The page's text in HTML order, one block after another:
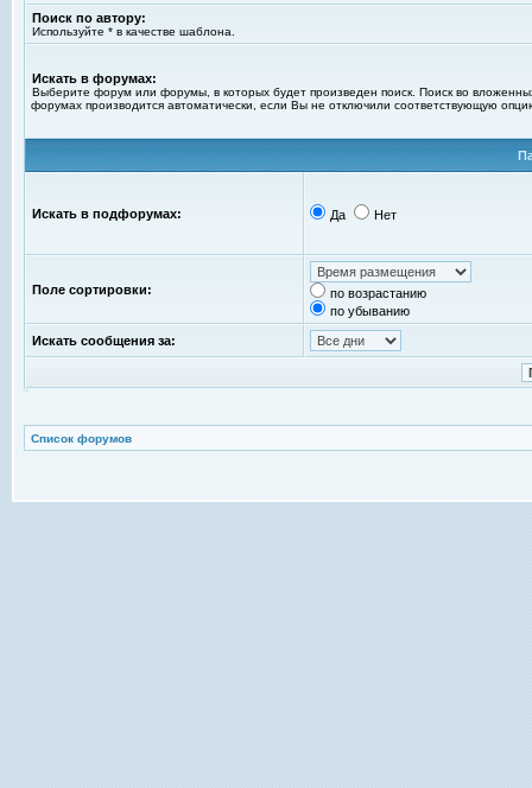
Поиск по автору:
Используйте * в качестве шаблона.
Искать в форумах:
Выберите форум или форумы, в которых будет произведен поиск. Поиск во
форумах производится автоматически, если Вы не отключили соответствующую
Искать в подфорумах: Да Нет
Поле сортировки:
по возрастанию
по убыванию
Искать сообщения за:
Список форумов